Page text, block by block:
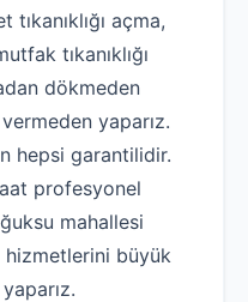
açma,
tıkanıklığı
dökmeden
yaparız.
hepsi garantilidir.
profesyonel
mahallesi
hizmetlerini büyük